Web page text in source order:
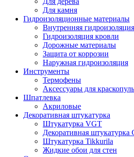
Для камня
Гидроизоляционные материалы
Внутренняя гидроизоляция
Гидроизоляция кровли
Дорожные материалы
Защита от коррозии
Наружная гидроизоляция
Инструменты
Термофены
Аксессуары для
Шпатлевка
Акриловые
Декоративная штукатурка
Штукатурка VGT
Декоративная штукатурка
Штукатурка Tikkurila
Жидкие обои для стен